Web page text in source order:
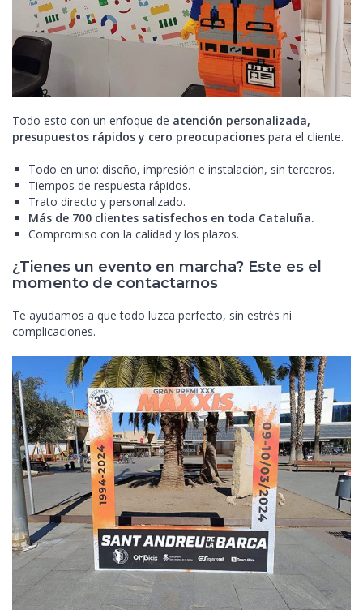
Todo esto con un enfoque de atención personalizada,
presupuestos rápidos y cero preocupaciones para el cliente.
Todo en uno: diseño, impresión e instalación, sin terceros.
Tiempos de respuesta rápidos.
Trato directo y personalizado.
Más de 700 clientes satisfechos en toda Cataluña.
Compromiso con la calidad y los plazos.
¿Tienes un evento en marcha? Este es el
momento de contactarnos
Te ayudamos a que todo luzca perfecto, sin estrés ni
complicaciones.